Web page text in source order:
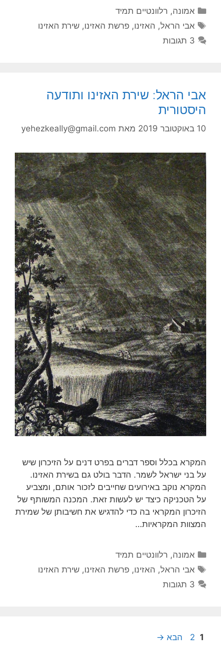
קטגוריות
אמונה, רלוונטיים תמיד
תגיות
אבי הראל, האזינו,פרשת האזינו,שירת האזינו
3 תגובות
אבי הראל: שירת האזינו ותודעה
היסטורית
10 באוקטובר 2019 מאת yehezkeally@gmail.com
המקרא בכלל וספר דברים בפרט דנים על הזיכרון שיש
על בני ישראל לשמר. הדבר בולט גם בשירת האזינו.
המקרא נוקב באירועים שחייבים לזכור אותם, ומצביע
על הטכניקה כיצד יש לעשות זאת. המכנה המשותף של
הזיכרון המקראי בה כדי להדגיש את חשיבותן של שמירת
המצוות המקראיות…
קטגוריות
אמונה, רלוונטיים תמיד
תגיות
אבי הראל, האזינו,פרשת האזינו,שירת האזינו
3 תגובות
עמוד
1 עמוד
2 הבא →